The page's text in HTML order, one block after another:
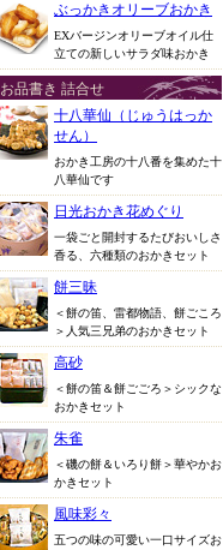
ぶっかきオリーブおかき
EXバージンオリーブオイル仕
立ての新しいサラダ味おかき
お品書き 詰合せ
十八華仙（じゅうはっか
せん）
おかき工房の十八番を集めた十
八華仙です
日光おかき花めぐり
一袋ごと開封するたびおいしさ
香る、六種類のおかきセット
餅三昧
＜餅の笛、雷都物語、餅ごころ
＞人気三兄弟のおかきセット
高砂
＜餅の笛＆餅ごごろ＞シックな
おかきセット
朱雀
＜磯の餅＆いろり餅＞華やかお
かきセット
風味彩々
五つの味の可愛い一口サイズお